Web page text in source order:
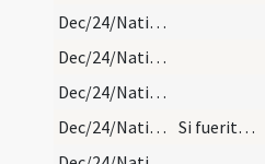
Dec/24/Nativitas (Vigilia)/M2/Mass Propers
Dec/24/Nativitas (Vigilia)/M2/Mass Propers
Dec/24/Nativitas (Vigilia)/M2/Mass Propers
Dec/24/Nativitas (Vigilia)/M2/Mass Propers
Si fuerit die dominica.